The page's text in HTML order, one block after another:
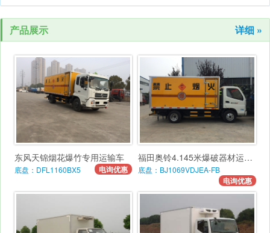
产品展示 详细 »
东风天锦烟花爆竹专用运输车
底盘：DFL1160BX5 电询优惠
福田奥铃4.145米爆破器材运输车
底盘：BJ1069VDJEA-FB
电询优惠